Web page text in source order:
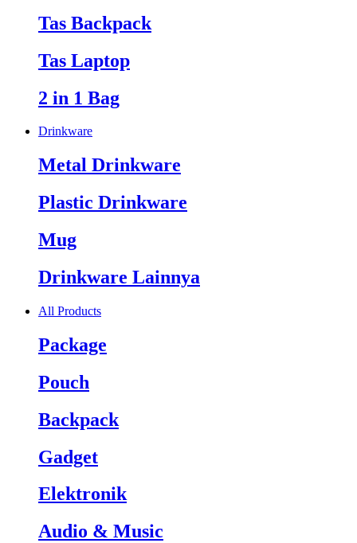
Tas Backpack
Tas Laptop
2 in 1 Bag
Drinkware
Metal Drinkware
Plastic Drinkware
Mug
Drinkware Lainnya
All Products
Package
Pouch
Backpack
Gadget
Elektronik
Audio & Music